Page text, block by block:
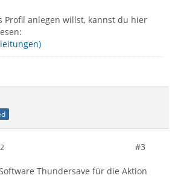
Profil anlegen willst, kannst du hier
#3
Thundersave für die Aktion